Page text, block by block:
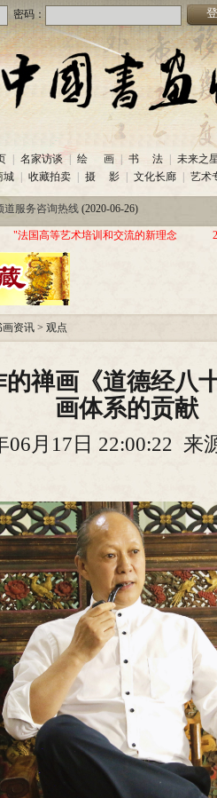
密码：
名家访谈 绘 画 书 法
未来之
城
收藏拍卖 摄 影 文化长廊 艺术
伴
道服务咨询热线 (2020-06-26)
当代实力派书画家作品交流展暨三年帮助100位贫困儿童行动
伴 (2020-10-26)
道服务咨询热线
当代实力派书画家作品交流展暨三年帮助100位贫困儿童行动
"法国高等艺术培训和交流的新理念
画资讯 > 观点
的禅画《道德经八
画体系的贡献
06月17日 22:00:22 来